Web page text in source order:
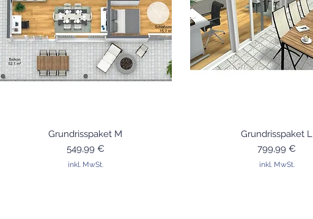
Schnellansicht
Grundrisspaket M
Preis
549,99 €
inkl. MwSt.
Schnellansicht
Grundrisspaket L
Preis
799,99 €
inkl. MwSt.